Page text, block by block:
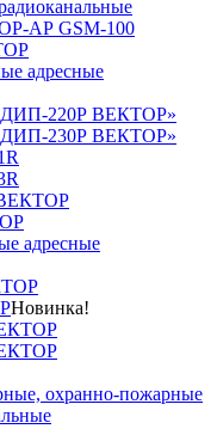
АР GSM-100
адресные
220Р ВЕКТОР»
230Р ВЕКТОР»
адресные
Новинка!
охранно-пожарные